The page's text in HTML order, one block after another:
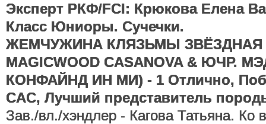
Эксперт РКФ/FCI: Крюкова Елена
Класс Юниоры. Сучечки.
ЖЕМЧУЖИНА КЛЯЗЬМЫ ЗВЁЗДНАЯ
MAGICWOOD CASANOVA & ЮЧР.
КОНФАЙНД ИН МИ) - 1 Отлично,
CAC, Лучший представитель
Зав./вл./хэндлер - Кагова Татьяна. Ко